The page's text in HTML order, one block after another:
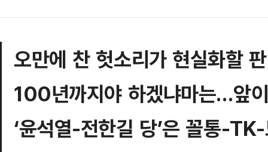
오만에 찬 헛소리가 현실화할
100년까지야 하겠냐마는…앞
‘윤석열-전한길 당’은 꼴통-